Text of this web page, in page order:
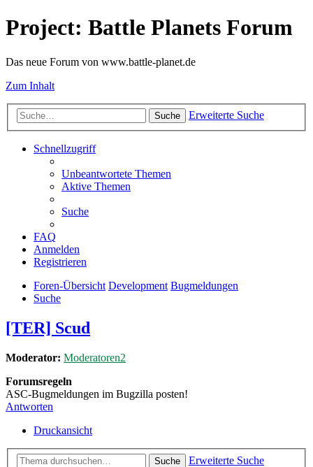
Project: Battle Planets Forum
Das neue Forum von www.battle-planet.de
Zum Inhalt
Suche Erweiterte Suche
Schnellzugriff
Unbeantwortete Themen
Aktive Themen
Suche
FAQ
Anmelden
Registrieren
Foren-Übersicht Development Bugmeldungen
Suche
[TER] Scud
Moderator: Moderatoren2
Forumsregeln
ASC-Bugmeldungen im Bugzilla posten!
Antworten
Druckansicht
Suche
Erweiterte Suche